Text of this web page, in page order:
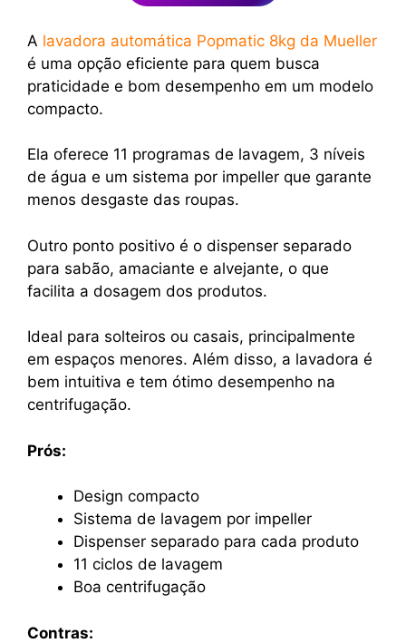
A lavadora automática Popmatic 8kg da Mueller
é uma opção eficiente para quem busca
praticidade e bom desempenho em um modelo
compacto.
Ela oferece 11 programas de lavagem, 3 níveis
de água e um sistema por impeller que garante
menos desgaste das roupas.
Outro ponto positivo é o dispenser separado
para sabão, amaciante e alvejante, o que
facilita a dosagem dos produtos.
Ideal para solteiros ou casais, principalmente
em espaços menores. Além disso, a lavadora é
bem intuitiva e tem ótimo desempenho na
centrifugação.
Prós:
Design compacto
Sistema de lavagem por impeller
Dispenser separado para cada produto
11 ciclos de lavagem
Boa centrifugação
Contras: